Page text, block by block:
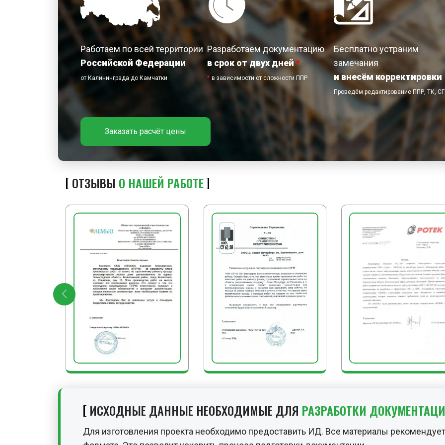
Работаем по всей территории
Российской Федерации
от Калининграда до Камчатки
Разработаем документацию
в срок от двух дней*
* в зависимости от сложности ППР
Бесплатно устраним
замечания
и внесём корректировки
Проведём редактирование ППР, ТК,
Заказать расчёт цены
ОТЗЫВЫ О НАШЕЙ РАБОТЕ
ИСХОДНЫЕ ДАННЫЕ НЕОБХОДИМЫЕ ДЛЯ РАЗРАБОТКИ
Для изготовления проекта необходимо предоставить ИД. Все материалы